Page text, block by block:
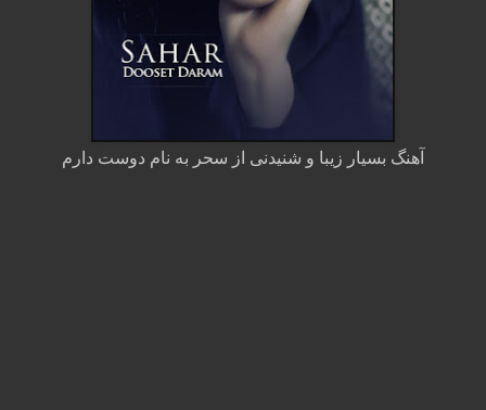
آهنگ بسیار زیبا و شنیدنی از سحر به نام دوست دارم